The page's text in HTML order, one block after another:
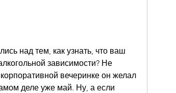
над тем, как узнать, что ваш
зависимости? Не
вечеринке он желал
деле уже май. Ну, а если